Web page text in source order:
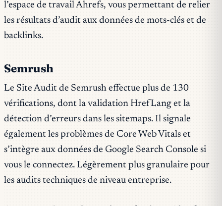
l’espace de travail Ahrefs, vous permettant de relier
les résultats d’audit aux données de mots-clés et de
backlinks.
Semrush
Le Site Audit de Semrush effectue plus de 130
vérifications, dont la validation HrefLang et la
détection d’erreurs dans les sitemaps. Il signale
également les problèmes de Core Web Vitals et
s’intègre aux données de Google Search Console si
vous le connectez. Légèrement plus granulaire pour
les audits techniques de niveau entreprise.